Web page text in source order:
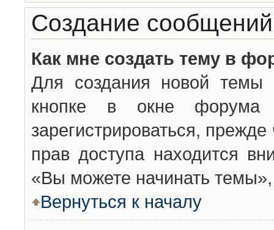
Создание сообщений
Как мне создать тему в
Для создания новой темы
кнопке в окне
зарегистрироваться,
прав доступа находится
«Вы можете начинать
Вернуться к началу